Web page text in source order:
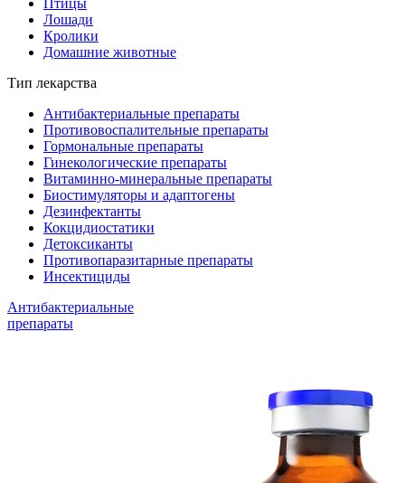
Лошади
Кролики
Домашние животные
Тип лекарства
Антибактериальные препараты
Противовоспалительные препараты
Гормональные препараты
Гинекологические препараты
Витаминно-минеральные препараты
Биостимуляторы и адаптогены
Дезинфектанты
Кокцидиостатики
Детоксиканты
Противопаразитарные препараты
Инсектициды
Антибактериальные
препараты